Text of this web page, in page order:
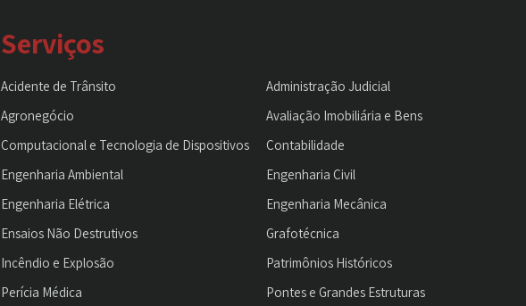
Serviços
Acidente de Trânsito
Administração Judicial
Agronegócio
Avaliação Imobiliária e Bens
Computacional e Tecnologia de Dispositivos
Contabilidade
Engenharia Ambiental
Engenharia Civil
Engenharia Elétrica
Engenharia Mecânica
Ensaios Não Destrutivos
Grafotécnica
Incêndio e Explosão
Patrimônios Históricos
Perícia Médica
Pontes e Grandes Estruturas